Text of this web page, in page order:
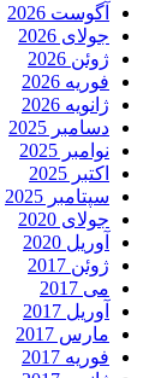
آگوست 2026
جولای 2026
ژوئن 2026
فوریه 2026
ژانویه 2026
دسامبر 2025
نوامبر 2025
اکتبر 2025
سپتامبر 2025
جولای 2020
آوریل 2020
ژوئن 2017
می 2017
آوریل 2017
مارس 2017
فوریه 2017